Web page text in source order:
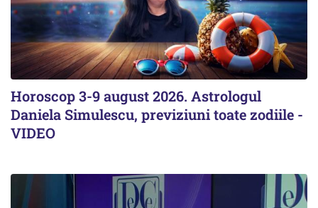
Horoscop 3-9 august 2026. Astrologul
Daniela Simulescu, previziuni toate zodiile -
VIDEO